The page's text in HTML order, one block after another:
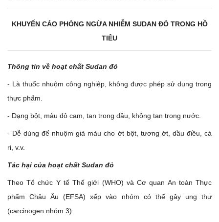
KHUYẾN CÁO PHÒNG NGỪA NHIỄM SUDAN ĐỎ TRONG HỒ
TIÊU
Thông tin về hoạt chất Sudan đỏ
- Là thuốc nhuộm công nghiệp, không được phép sử dụng trong
thực phẩm.
- Dạng bột, màu đỏ cam, tan trong dầu, không tan trong nước.
- Dễ dùng để nhuộm giả màu cho ớt bột, tương ớt, dầu điều, cà
ri, v.v.
Tác hại của hoạt chất Sudan đỏ
Theo Tổ chức Y tế Thế giới (WHO) và Cơ quan An toàn Thực
phẩm Châu Âu (EFSA) xếp vào nhóm có thể gây ung thư
(carcinogen nhóm 3):